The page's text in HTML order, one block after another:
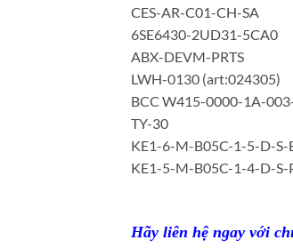
CES-AR-C01-CH-SA
6SE6430-2UD31-5CA0
ABX-DEVM-PRTS
LWH-0130 (art:024305)
BCC W415-0000-1A-
TY-30
KE1-6-M-B05C-1-5-D-
KE1-5-M-B05C-1-4-D-S-
Hãy liên hệ ngay với